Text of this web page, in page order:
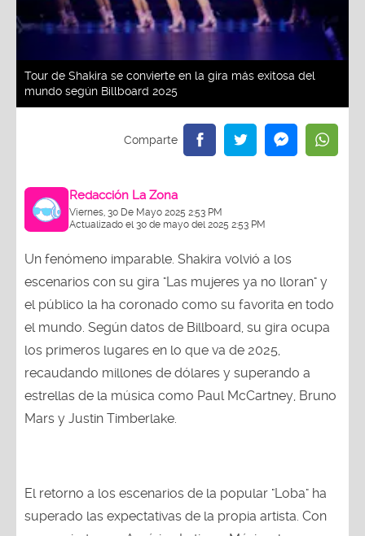
Tour de Shakira se convierte en la gira más exitosa del
mundo según Billboard 2025
Redacción La Zona
Viernes, 30 De Mayo 2025 2:53 PM
Actualizado el 30 de mayo del 2025 2:53 PM
Un fenómeno imparable. Shakira volvió a los
escenarios con su gira "Las mujeres ya no lloran" y
el público la ha coronado como su favorita en todo
el mundo. Según datos de Billboard, su gira ocupa
los primeros lugares en lo que va de 2025,
recaudando millones de dólares y superando a
estrellas de la música como Paul McCartney, Bruno
Mars y Justin Timberlake.
El retorno a los escenarios de la popular "Loba" ha
superado las expectativas de la propia artista. Con